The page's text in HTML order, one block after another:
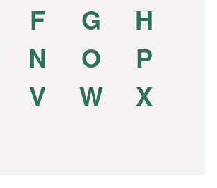
F G
H
N O
P
V W
X